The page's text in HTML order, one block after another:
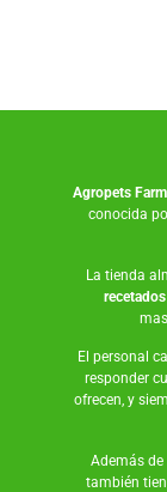
Agropets
conocida
La tienda
El personal
responder
ofrecen, y
Además
también